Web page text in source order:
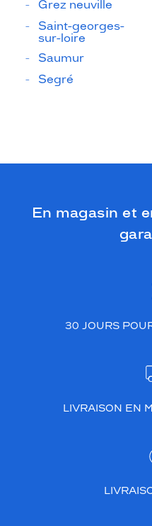
Grez neuville
Saint-georges-
sur-loire
Saumur
Segré
En magasin et
30 JOURS
LIVRAISON EN